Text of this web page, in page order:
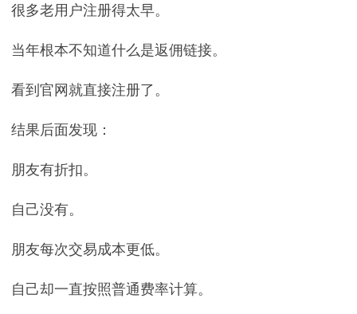
很多老用户注册得太早。
当年根本不知道什么是返佣链接。
看到官网就直接注册了。
结果后面发现：
朋友有折扣。
自己没有。
朋友每次交易成本更低。
自己却一直按照普通费率计算。